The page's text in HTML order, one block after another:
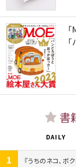
書
DAILY
1
うちのネコ、ボ